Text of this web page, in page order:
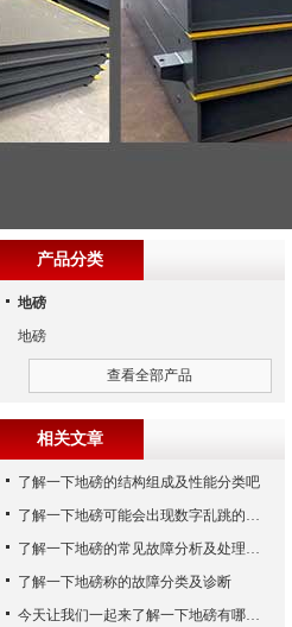
产品分类
地磅
地磅
查看全部产品
相关文章
了解一下地磅的结构组成及性能分类吧
了解一下地磅可能会出现数字乱跳的原因
了解一下地磅的常见故障分析及处理方法
了解一下地磅称的故障分类及诊断
今天让我们一起来了解一下地磅有哪些特点吧